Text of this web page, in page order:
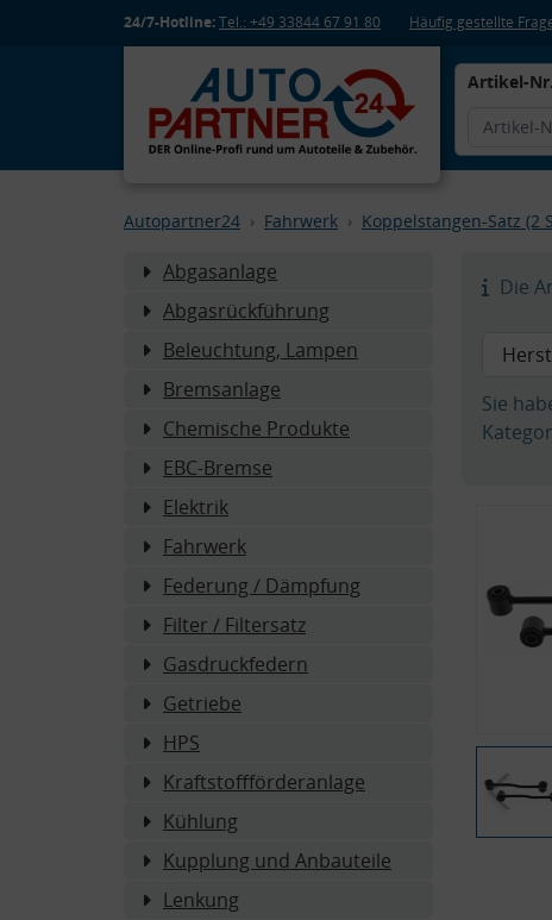
24/7-Hotline:Tel.: +49 33844 67 91 80 Häufig gestellte
Artikel-
Autopartner24 Fahrwerk Koppelstangen-Satz (2
Abgasanlage
Abgasrückführung
Beleuchtung, Lampen
Bremsanlage
Chemische Produkte
EBC-Bremse
Elektrik
Fahrwerk
Federung / Dämpfung
Filter / Filtersatz
Gasdruckfedern
Getriebe
HPS
Kraftstoffförderanlage
Kühlung
Kupplung und Anbauteile
Lenkung
Die
Sie